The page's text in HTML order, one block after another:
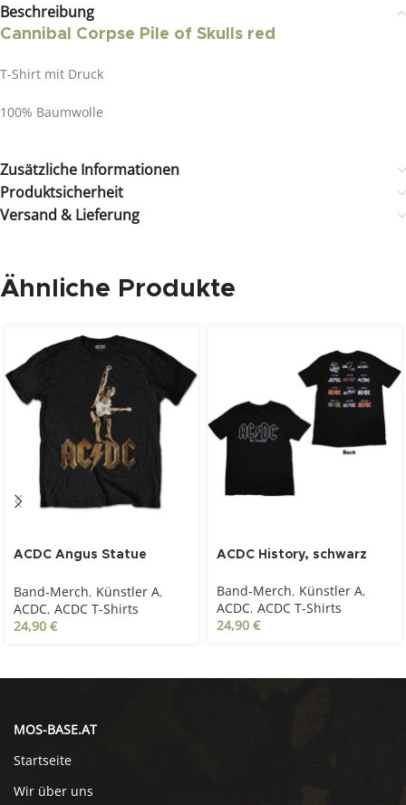
Beschreibung
Cannibal Corpse Pile of Skulls red
T-Shirt mit Druck
100% Baumwolle
Zusätzliche Informationen
Produktsicherheit
Versand & Lieferung
Ähnliche Produkte
ACDC Angus Statue
Band-Merch, Künstler A,
ACDC, ACDC T-Shirts
24,90 €
ACDC History, schwarz
Band-Merch, Künstler A,
ACDC, ACDC T-Shirts
24,90 €
MOS-BASE.AT
Startseite
Wir über uns